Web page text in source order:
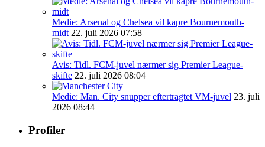
Medie: Arsenal og Chelsea vil kapre Bournemouth-
midt 22. juli 2026 07:58
Avis: Tidl. FCM-juvel nærmer sig Premier League-
skifte 22. juli 2026 08:04
Medie: Man. City snupper eftertragtet VM-juvel 23. juli
2026 08:44
Profiler